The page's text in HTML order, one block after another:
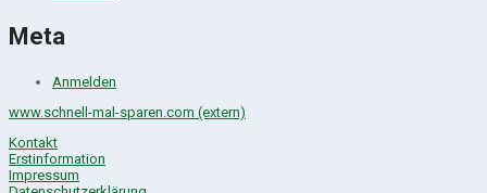
Meta
Anmelden
www.schnell-mal-sparen.com (extern)
Kontakt
Erstinformation
Impressum